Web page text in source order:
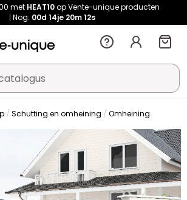
met HEAT10op Vente-unique producten
Nog: 00d 14je 20m 10s
Schutting en omheining Omheining